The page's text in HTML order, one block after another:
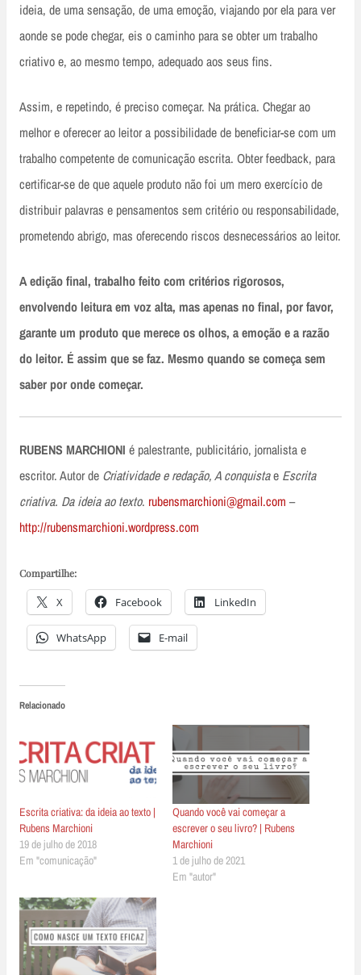
ideia, de uma sensação, de uma emoção, viajando por ela para ver
aonde se pode chegar, eis o caminho para se obter um trabalho
criativo e, ao mesmo tempo, adequado aos seus fins.
Assim, e repetindo, é preciso começar. Na prática. Chegar ao
melhor e oferecer ao leitor a possibilidade de beneficiar-se com um
trabalho competente de comunicação escrita. Obter feedback, para
certificar-se de que aquele produto não foi um mero exercício de
distribuir palavras e pensamentos sem critério ou responsabilidade,
prometendo abrigo, mas oferecendo riscos desnecessários ao leitor.
A edição final, trabalho feito com critérios rigorosos,
envolvendo leitura em voz alta, mas apenas no final, por favor,
garante um produto que merece os olhos, a emoção e a razão
do leitor. É assim que se faz. Mesmo quando se começa sem
saber por onde começar.
RUBENS MARCHIONI é palestrante, publicitário, jornalista e
escritor. Autor de Criatividade e redação, A conquistae Escrita
criativa. Da ideia ao texto. rubensmarchioni@gmail.com –
http://rubensmarchioni.wordpress.com
Compartilhe:
X Facebook LinkedIn
WhatsApp E-mail
Relacionado
Escrita criativa: da ideia ao texto |
Rubens Marchioni
19 de julho de 2018
Em "comunicação"
Quando você vai começar a
escrever o seu livro? | Rubens
Marchioni
1 de julho de 2021
Em "autor"